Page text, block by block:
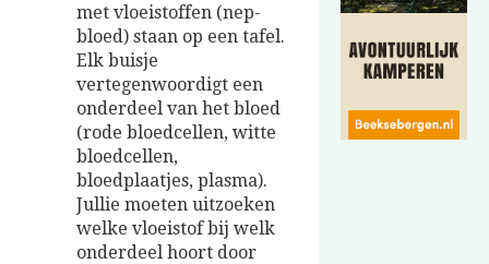
met vloeistoffen (nep-
bloed) staan op een tafel.
Elk buisje
vertegenwoordigt een
onderdeel van het bloed
(rode bloedcellen, witte
bloedcellen,
bloedplaatjes, plasma).
Jullie moeten uitzoeken
welke vloeistof bij welk
onderdeel hoort door